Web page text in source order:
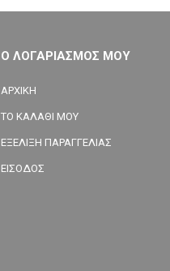
Ο ΛΟΓΑΡΙΑΣΜΟΣ ΜΟΥ
ΑΡΧΙΚΗ
ΤΟ ΚΑΛΑΘΙ ΜΟΥ
ΕΞΕΛΙΞΗ ΠΑΡΑΓΓΕΛΙΑΣ
ΕΙΣΟΔΟΣ